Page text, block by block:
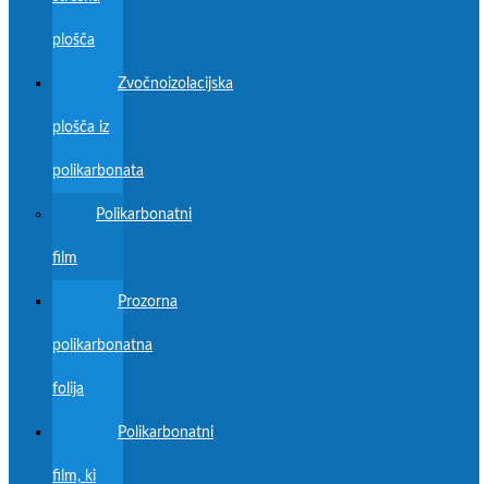
plošča
Zvočnoizolacijska
plošča iz
polikarbonata
Polikarbonatni
film
Prozorna
polikarbonatna
folija
Polikarbonatni
film, ki